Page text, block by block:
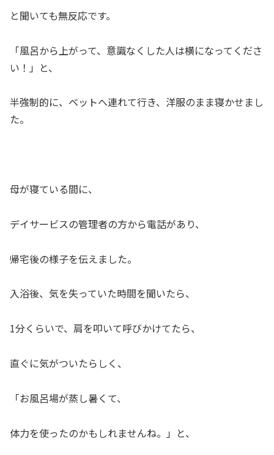
と聞いても無反応です。
「風呂から上がって、意識なくした人は横になってくださ
い！」と、
半強制的に、ベットへ連れて行き、洋服のまま寝かせまし
た。
母が寝ている間に、
デイサービスの管理者の方から電話があり、
帰宅後の様子を伝えました。
入浴後、気を失っていた時間を聞いたら、
1分くらいで、肩を叩いて呼びかけてたら、
直ぐに気がついたらしく、
「お風呂場が蒸し暑くて、
体力を使ったのかもしれませんね。」と、